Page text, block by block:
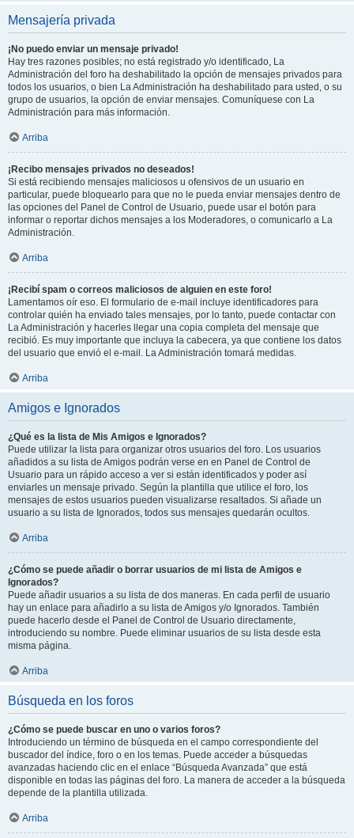
Mensajería privada
¡No puedo enviar un mensaje privado!
Hay tres razones posibles; no está registrado y/o identificado, La
Administración del foro ha deshabilitado la opción de mensajes privados para
todos los usuarios, o bien La Administración ha deshabilitado para usted, o su
grupo de usuarios, la opción de enviar mensajes. Comuníquese con La
Administración para más información.
Arriba
¡Recibo mensajes privados no deseados!
Si está recibiendo mensajes maliciosos u ofensivos de un usuario en
particular, puede bloquearlo para que no le pueda enviar mensajes dentro de
las opciones del Panel de Control de Usuario, puede usar el botón para
informar o reportar dichos mensajes a los Moderadores, o comunicarlo a La
Administración.
Arriba
¡Recibí spam o correos maliciosos de alguien en este foro!
Lamentamos oír eso. El formulario de e-mail incluye identificadores para
controlar quién ha enviado tales mensajes, por lo tanto, puede contactar con
La Administración y hacerles llegar una copia completa del mensaje que
recibió. Es muy importante que incluya la cabecera, ya que contiene los datos
del usuario que envió el e-mail. La Administración tomará medidas.
Arriba
Amigos e Ignorados
¿Qué es la lista de Mis Amigos e Ignorados?
Puede utilizar la lista para organizar otros usuarios del foro. Los usuarios
añadidos a su lista de Amigos podrán verse en en Panel de Control de
Usuario para un rápido acceso a ver si están identificados y poder así
enviarles un mensaje privado. Según la plantilla que utilice el foro, los
mensajes de estos usuarios pueden visualizarse resaltados. Si añade un
usuario a su lista de Ignorados, todos sus mensajes quedarán ocultos.
Arriba
¿Cómo se puede añadir o borrar usuarios de mi lista de Amigos e
Ignorados?
Puede añadir usuarios a su lista de dos maneras. En cada perfil de usuario
hay un enlace para añadirlo a su lista de Amigos y/o Ignorados. También
puede hacerlo desde el Panel de Control de Usuario directamente,
introduciendo su nombre. Puede eliminar usuarios de su lista desde esta
misma página.
Arriba
Búsqueda en los foros
¿Cómo se puede buscar en uno o varios foros?
Introduciendo un término de búsqueda en el campo correspondiente del
buscador del índice, foro o en los temas. Puede acceder a búsquedas
avanzadas haciendo clic en el enlace “Búsqueda Avanzada” que está
disponible en todas las páginas del foro. La manera de acceder a la búsqueda
depende de la plantilla utilizada.
Arriba